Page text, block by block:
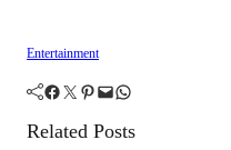
Entertainment
Facebook Twitter Pinterest Mail WhatsApp
Related Posts